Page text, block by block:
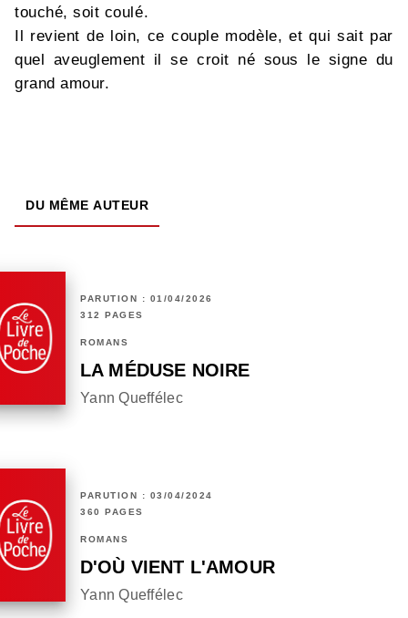
touché, soit coulé.
Il revient de loin, ce couple modèle, et qui sait par
quel aveuglement il se croit né sous le signe du
grand amour.
DU MÊME AUTEUR
PARUTION : 01/04/2026
312 PAGES
ROMANS
LA MÉDUSE NOIRE
Yann Queffélec
PARUTION : 03/04/2024
360 PAGES
ROMANS
D'OÙ VIENT L'AMOUR
Yann Queffélec